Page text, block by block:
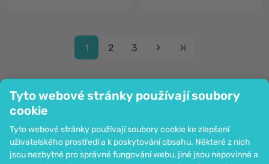
Tyto webové stránky používají soubory
cookie
Tyto webové stránky používají soubory cookie ke zlepšení
uživatelského prostředí a k poskytování obsahu. Některé z nich
jsou nezbytné pro správné fungování webu, jiné jsou nepovinné a
1 2 3
Společnost
Informace
Připojte se k nám